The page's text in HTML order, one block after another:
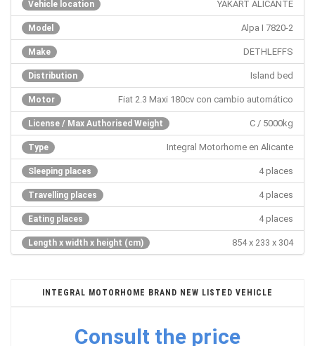
Vehicle location YAKART ALICANTE
Model Alpa I 7820-2
Make DETHLEFFS
Distribution Island bed
Motor Fiat 2.3 Maxi 180cv con cambio automático
License / Max Authorised Weight C / 5000kg
Type Integral Motorhome en Alicante
Sleeping places 4 places
Travelling places 4 places
Eating places 4 places
Length x width x height (cm) 854 x 233 x 304
INTEGRAL MOTORHOME BRAND NEW LISTED VEHICLE
Consult the price